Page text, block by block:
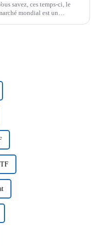
savez, ces temps-ci, le
mondial est un